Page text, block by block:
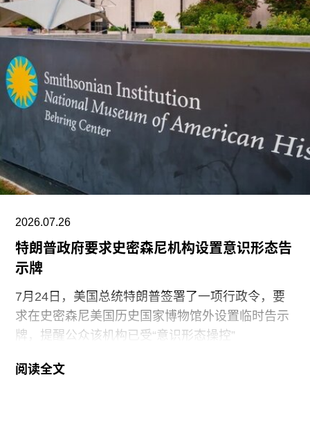
群对我策展实践的重要影响之一，在于他们让我思
考的时间跨度不再局限于双年展的三个月，而是将
视野扩展至数十万年的时间尺度。”
除了领导新加坡双年展外，刘祺丰还曾担任新加坡
艺术节艺术总监，以及香港西九龙文化区管理局戏
剧与表演艺术部主管。
2026.07.26
特朗普政府要求史密森尼机构设置意识形态告
示牌
7月24日，美国总统特朗普签署了一项行政令，要
求在史密森尼美国历史国家博物馆外设置临时告示
牌，提醒公众该机构已受“意识形态操控”
持续针对史密森尼学会施压行动的进一步升级。他
阅读全文